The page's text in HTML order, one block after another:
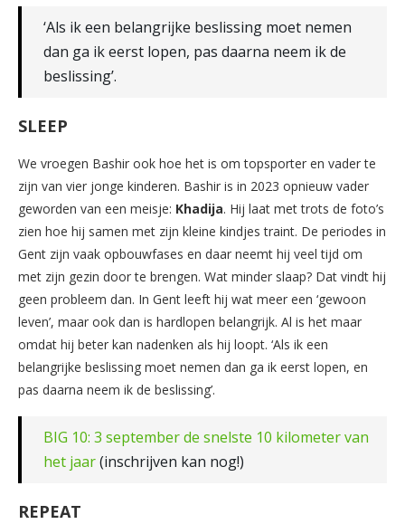
‘Als ik een belangrijke beslissing moet nemen
dan ga ik eerst lopen, pas daarna neem ik de
beslissing’.
SLEEP
We vroegen Bashir ook hoe het is om topsporter en vader te
zijn van vier jonge kinderen. Bashir is in 2023 opnieuw vader
geworden van een meisje: Khadija. Hij laat met trots de foto’s
zien hoe hij samen met zijn kleine kindjes traint. De periodes in
Gent zijn vaak opbouwfases en daar neemt hij veel tijd om
met zijn gezin door te brengen. Wat minder slaap? Dat vindt hij
geen probleem dan. In Gent leeft hij wat meer een ‘gewoon
leven’, maar ook dan is hardlopen belangrijk. Al is het maar
omdat hij beter kan nadenken als hij loopt. ‘Als ik een
belangrijke beslissing moet nemen dan ga ik eerst lopen, en
pas daarna neem ik de beslissing’.
BIG 10: 3 september de snelste 10 kilometer van
het jaar(inschrijven kan nog!)
REPEAT